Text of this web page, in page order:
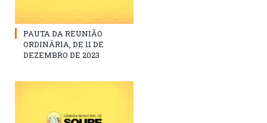
PAUTA DA REUNIÃO
ORDINÁRIA, DE 11 DE
DEZEMBRO DE 2023